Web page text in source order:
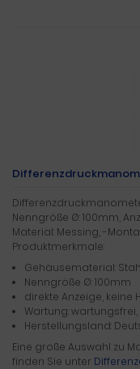
Nenngröße Ø: 100mm,
Material: Messing, -
Produktmerkmale:
Gehäusematerial:
Nenngröße Ø: 100mm
direkte Anzeige, keine
Wartung:
Herstellungsland:
Eine große Auswahl zu
finden Sie unter